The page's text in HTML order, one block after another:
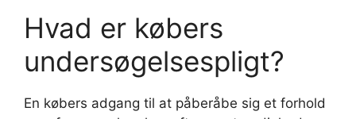
Hvad er købers
undersøgelsespligt?
En købers adgang til at påberåbe sig et forhold